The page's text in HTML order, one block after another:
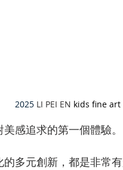
2025 LI PEI EN kids fine art
感追求的第一個體驗。
多元創新，都是非常有